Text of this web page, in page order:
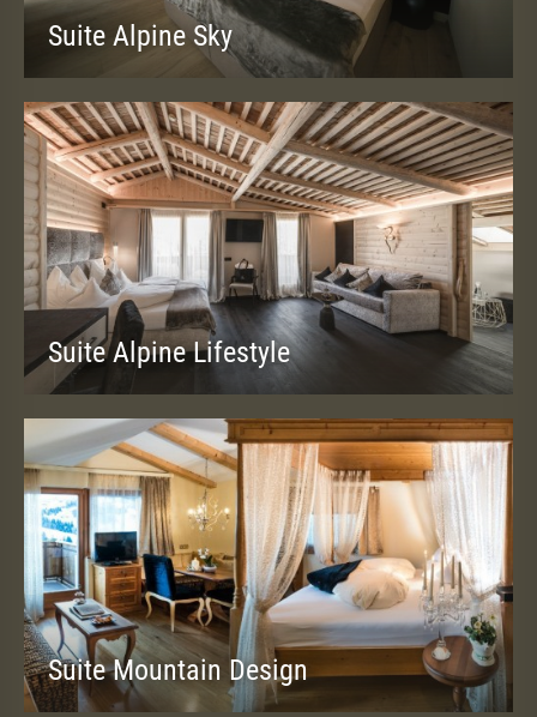
Suite Alpine Sky
37-45 m² (2-4 Personen)
Suite Alpine Lifestyle
37-45 m² (2-4 Personen)
Suite Mountain Design
37-45 m² (2-6 Personen)